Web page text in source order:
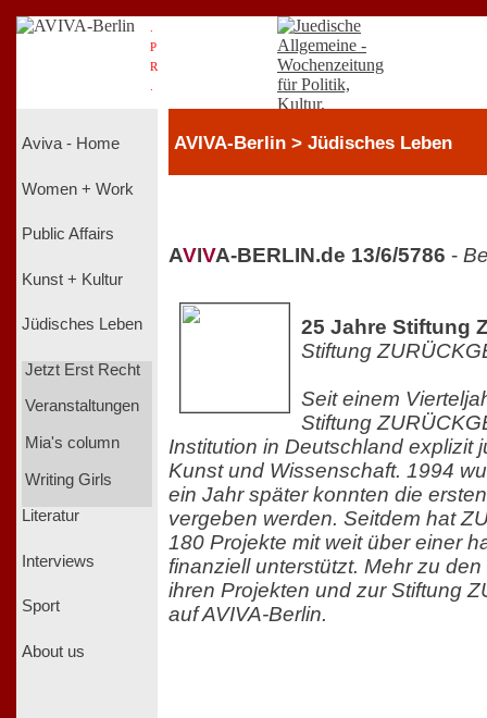
P
R
Aviva - Home
Women + Work
Public Affairs
Kunst + Kultur
Jüdisches Leben
Jetzt Erst Recht
Veranstaltungen
Mia's column
Writing Girls
Literatur
Interviews
Sport
About us
AVIVA-Berlin > Jüdisches Leben
AVIVA-BERLIN.de 13/6/5786 -
25 Jahre Stiftung
Stiftung
Seit einem
Stiftung
Institution in Deutschland explizit
Kunst und Wissenschaft. 1994
ein Jahr später konnten die
vergeben werden. Seitdem hat
180 Projekte mit weit über einer
finanziell unterstützt. Mehr zu
ihren Projekten und zur Stiftung
auf AVIVA-Berlin.